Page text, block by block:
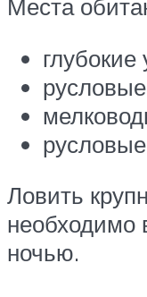
Места
глубокие
Ловить
необходимо
ночью.